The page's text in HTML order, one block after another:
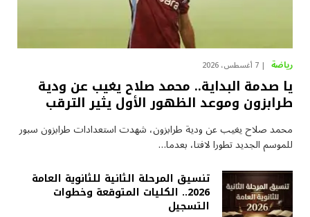
رياضة 7 أغسطس، 2026
يا صدمة البداية.. محمد صلاح يغيب عن ودية
طرابزون وموعد الظهور الأول يثير الترقب
محمد صلاح يغيب عن ودية طرابزون، شهدت استعدادات طرابزون سبور
للموسم الجديد تطورا لافتا، بعدما…
تنسيق المرحلة الثانية للثانوية العامة
2026.. الكليات المتوقعة وخطوات
التسجيل